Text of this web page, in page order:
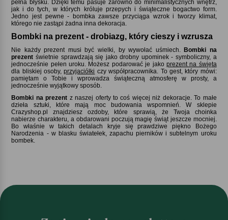
pełna błysku. Dzięki temu pasuje zarówno do minimalistycznych wnętrz,
jak i do tych, w których króluje przepych i świąteczne bogactwo form.
Jedno jest pewne - bombka zawsze przyciąga wzrok i tworzy klimat,
którego nie zastąpi żadna inna dekoracja.
Bombki na prezent - drobiazg, który cieszy i wzrusza
Nie każdy prezent musi być wielki, by wywołać uśmiech.Bombki na
prezent świetnie sprawdzają się jako drobny upominek - symboliczny, a
jednocześnie pełen uroku. Możesz podarować je jako prezent na święta
dla bliskiej osoby,przyjaciółki czy współpracownika. To gest, który mówi:
pamiętam o Tobie i wprowadza świąteczną atmosferę w prosty, a
jednocześnie wyjątkowy sposób.
Bombki na prezent z naszej oferty to coś więcej niż dekoracje. To małe
dzieła sztuki, które mają moc budowania wspomnień. W sklepie
Crazyshop.pl znajdziesz ozdoby, które sprawią, że Twoja choinka
nabierze charakteru, a obdarowani poczują magię świąt jeszcze mocniej.
Bo właśnie w takich detalach kryje się prawdziwe piękno Bożego
Narodzenia - w blasku światełek, zapachu pierników i subtelnym uroku
bombek.